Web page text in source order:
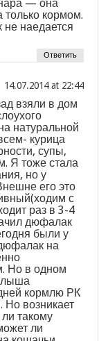
— она
только кормом.
не наедается
Ответить
at
взяли в дом
натуральной
курица
супы,
Я тоже стала
но у
его это
с
раз в 3-4
дюфалак
были у
на
Но в одном
кормлю РК
Но возникает
такому
ли